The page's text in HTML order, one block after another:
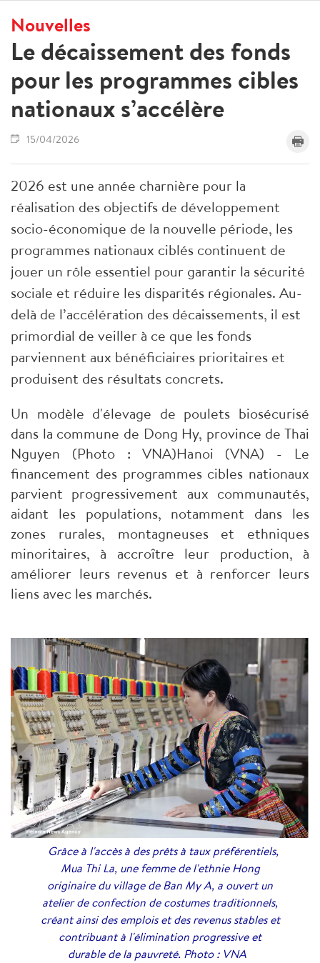
Nouvelles
Le décaissement des fonds
pour les programmes cibles
nationaux s’accélère
15/04/2026
2026 est une année charnière pour la
réalisation des objectifs de développement
socio-économique de la nouvelle période, les
programmes nationaux ciblés continuent de
jouer un rôle essentiel pour garantir la sécurité
sociale et réduire les disparités régionales. Au-
delà de l’accélération des décaissements, il est
primordial de veiller à ce que les fonds
parviennent aux bénéficiaires prioritaires et
produisent des résultats concrets.
Un modèle d'élevage de poulets biosécurisé
dans la commune de Dong Hy, province de Thai
Nguyen (Photo : VNA)Hanoi (VNA) - Le
financement des programmes cibles nationaux
parvient progressivement aux communautés,
aidant les populations, notamment dans les
zones rurales, montagneuses et ethniques
minoritaires, à accroître leur production, à
améliorer leurs revenus et à renforcer leurs
liens avec les marchés.
Grâce à l'accès à des prêts à taux préférentiels,
Mua Thi La, une femme de l'ethnie Hong
originaire du village de Ban My A, a ouvert un
atelier de confection de costumes traditionnels,
créant ainsi des emplois et des revenus stables et
contribuant à l'élimination progressive et
durable de la pauvreté. Photo : VNA